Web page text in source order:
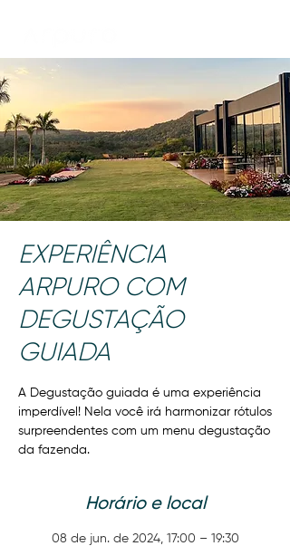
EXPERIÊNCIA
ARPURO COM
DEGUSTAÇÃO
GUIADA
A Degustação guiada é uma experiência
imperdível! Nela você irá harmonizar rótulos
surpreendentes com um menu degustação
da fazenda.
Horário e local
08 de jun. de 2024, 17:00 – 19:30